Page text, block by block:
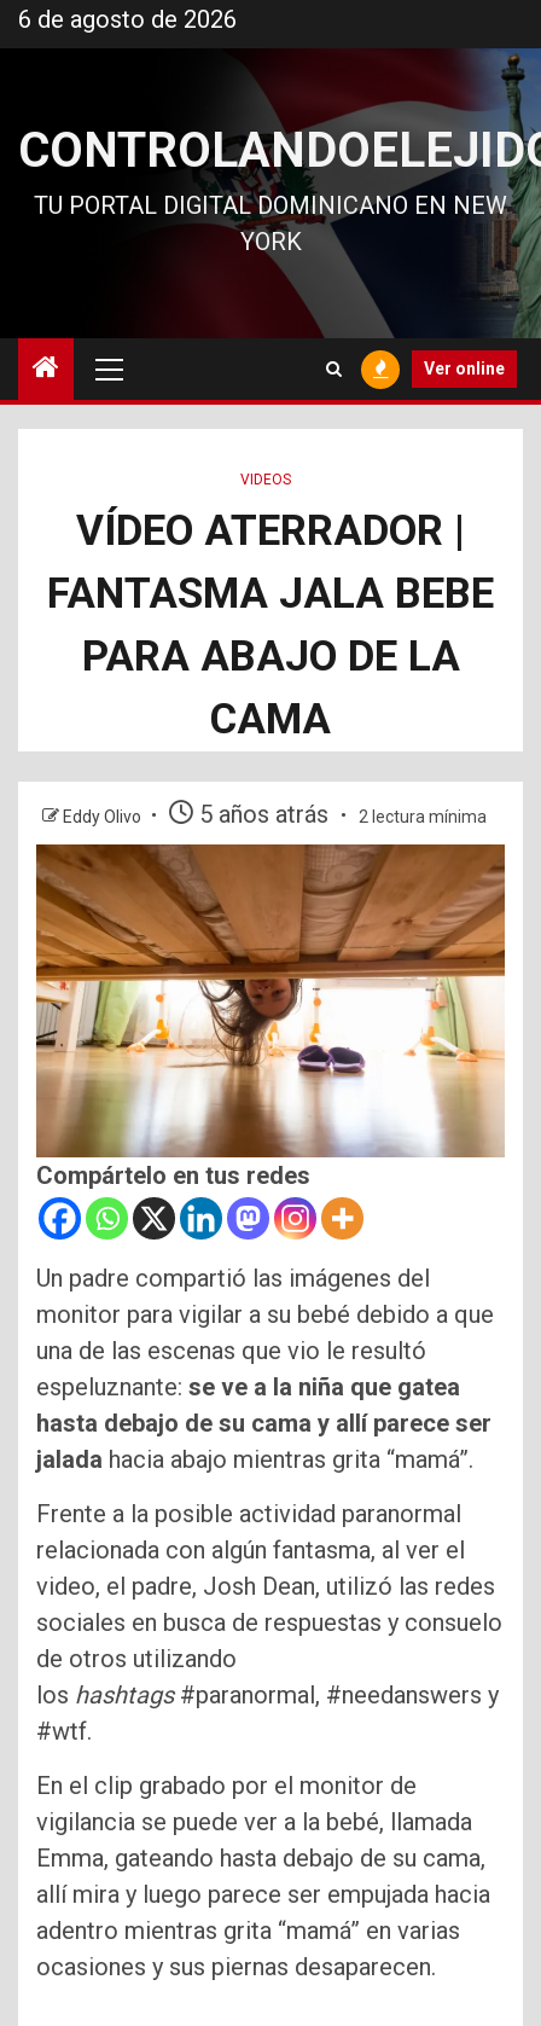
al
6 de agosto de 2026
TU PORTAL DIGITAL DOMINICANO EN NEW
YORK
principal
Ver online
VIDEOS
VÍDEO ATERRADOR |
FANTASMA JALA BEBE
PARA ABAJO DE LA
CAMA
Eddy Olivo 5 años atrás 2 lectura mínima
Compártelo en tus redes
Un padre compartió las imágenes del
monitor para vigilar a su bebé debido a que
una de las escenas que vio le resultó
espeluznante: se ve a la niña que gatea
hasta debajo de su cama y allí parece ser
jalada hacia abajo mientras grita “mamá”.
Frente a la posible actividad paranormal
relacionada con algún fantasma, al ver el
video, el padre, Josh Dean, utilizó las redes
sociales en busca de respuestas y consuelo
de otros utilizando
los hashtags#paranormal, #needanswers y
#wtf.
En el clip grabado por el monitor de
vigilancia se puede ver a la bebé, llamada
Emma, gateando hasta debajo de su cama,
allí mira y luego parece ser empujada hacia
adentro mientras grita “mamá” en varias
ocasiones y sus piernas desaparecen.